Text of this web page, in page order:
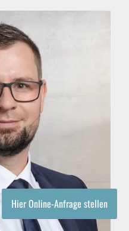
Hier Online-Anfrage stellen